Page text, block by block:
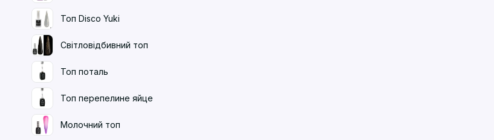
Топ Disco Yuki
Світловідбивний топ
Топ поталь
Топ перепелине яйце
Молочний топ